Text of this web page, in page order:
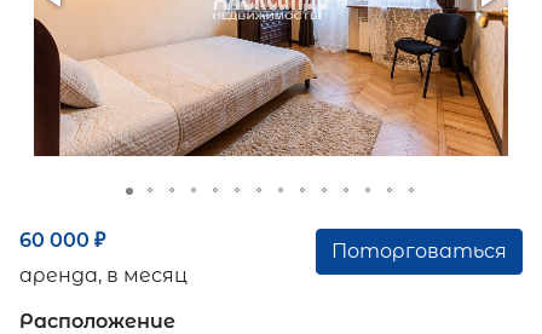
60 000 ₽
аренда, в месяц
Поторговаться
Расположение